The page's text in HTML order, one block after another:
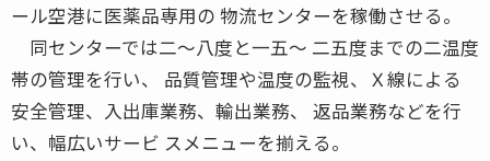
ール空港に医薬品専用の 物流センターを稼働させる。
同センターでは二〜八度と一五〜 二五度までの二温度
帯の管理を行い、 品質管理や温度の監視、Ｘ線による
安全管理、入出庫業務、輸出業務、 返品業務などを行
い、幅広いサービ スメニューを揃える。